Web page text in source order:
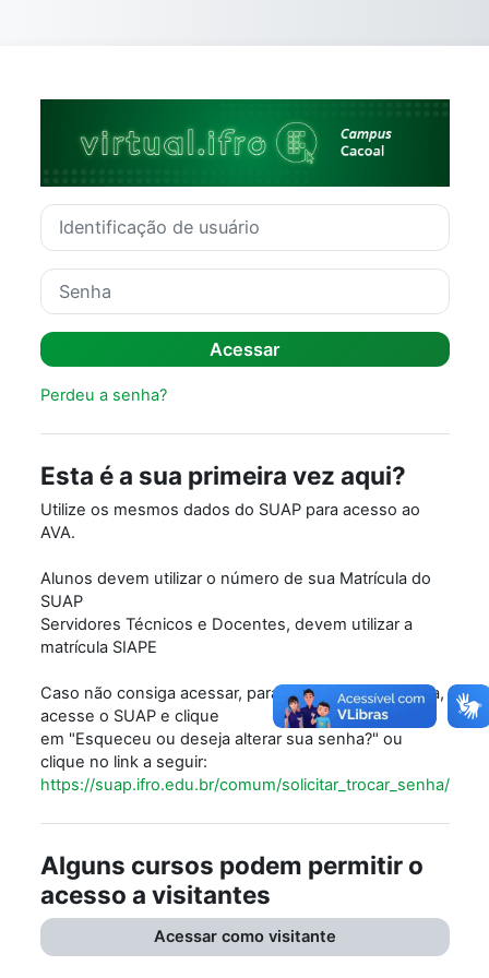
Acesso a
Identificação de usuário
Senha
Acessar
Perdeu a senha?
Esta é a sua primeira vez aqui?
Utilize os mesmos dados do SUAP para acesso ao
AVA.
Alunos devem utilizar o número de sua Matrícula do
SUAP
Servidores Técnicos e Docentes, devem utilizar a
matrícula SIAPE
Caso não consiga acessar, para recuperar sua senha,
acesse o SUAP e clique
em "Esqueceu ou deseja alterar sua senha?" ou
clique no link a seguir:
https://suap.ifro.edu.br/comum/solicitar_trocar_senha/
Alguns cursos podem permitir o
acesso a visitantes
Acessar como visitante